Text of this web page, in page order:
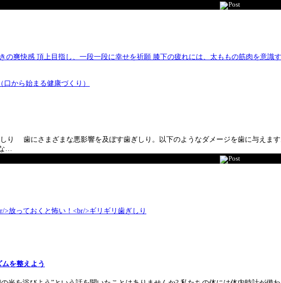
Post
から始まる健康づくり）
り 歯にさまざまな悪影響を及ぼす歯ぎしり。以下のようなダメージを歯に与え
…
Post
を整えよう